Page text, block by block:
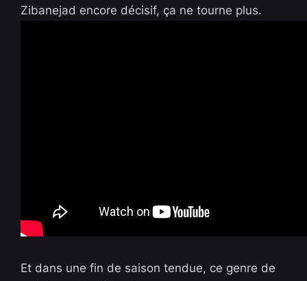
Zibanejad encore décisif, ça ne tourne plus.
Et dans une fin de saison tendue, ce genre de